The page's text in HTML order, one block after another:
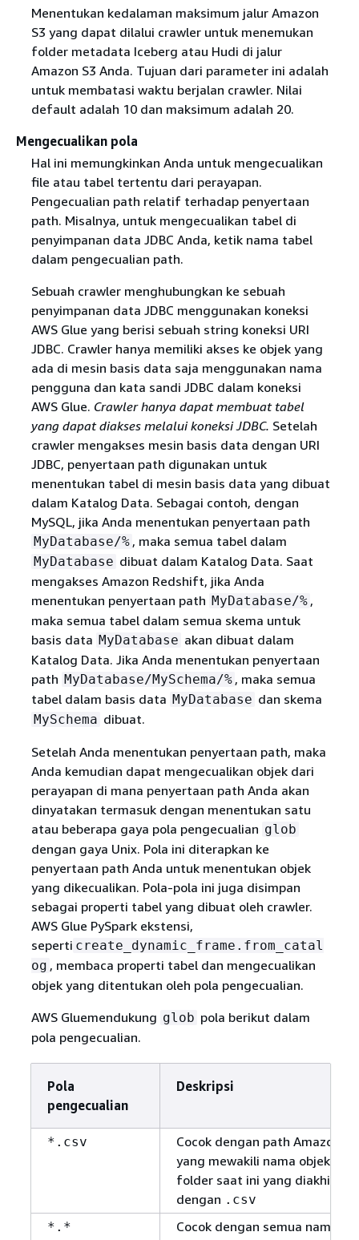
Menentukan kedalaman maksimum jalur Amazon
S3 yang dapat dilalui crawler untuk menemukan
folder metadata Iceberg atau Hudi di jalur
Amazon S3 Anda. Tujuan dari parameter ini adalah
untuk membatasi waktu berjalan crawler. Nilai
default adalah 10 dan maksimum adalah 20.
Mengecualikan pola
Hal ini memungkinkan Anda untuk mengecualikan
file atau tabel tertentu dari perayapan.
Pengecualian path relatif terhadap penyertaan
path. Misalnya, untuk mengecualikan tabel di
penyimpanan data JDBC Anda, ketik nama tabel
dalam pengecualian path.
Sebuah crawler menghubungkan ke sebuah
penyimpanan data JDBC menggunakan koneksi
AWS Glue yang berisi sebuah string koneksi URI
JDBC. Crawler hanya memiliki akses ke objek yang
ada di mesin basis data saja menggunakan nama
pengguna dan kata sandi JDBC dalam koneksi
AWS Glue. Crawler hanya dapat membuat tabel
yang dapat diakses melalui koneksi JDBC. Setelah
crawler mengakses mesin basis data dengan URI
JDBC, penyertaan path digunakan untuk
menentukan tabel di mesin basis data yang dibuat
dalam Katalog Data. Sebagai contoh, dengan
MySQL, jika Anda menentukan penyertaan path
MyDatabase/% , maka semua tabel dalam
MyDatabase dibuat dalam Katalog Data. Saat
mengakses Amazon Redshift, jika Anda
menentukan penyertaan path MyDatabase/% ,
maka semua tabel dalam semua skema untuk
basis data MyDatabase akan dibuat dalam
Katalog Data. Jika Anda menentukan penyertaan
path MyDatabase/MySchema/% , maka semua
tabel dalam basis data MyDatabase dan skema
MySchema dibuat.
Setelah Anda menentukan penyertaan path, maka
Anda kemudian dapat mengecualikan objek dari
perayapan di mana penyertaan path Anda akan
dinyatakan termasuk dengan menentukan satu
atau beberapa gaya pola pengecualian glob
dengan gaya Unix. Pola ini diterapkan ke
penyertaan path Anda untuk menentukan objek
yang dikecualikan. Pola-pola ini juga disimpan
sebagai properti tabel yang dibuat oleh crawler.
AWS Glue PySpark ekstensi,
seperti create_dynamic_frame.from_catal
og , membaca properti tabel dan mengecualikan
objek yang ditentukan oleh pola pengecualian.
AWS Gluemendukung glob pola berikut dalam
pola pengecualian.
Pola
pengecualian
Deskripsi
*.csv
Cocok dengan path Amazon S3
yang mewakili nama objek
folder saat ini yang diakhiri
dengan .csv
*.*
Cocok dengan semua nama